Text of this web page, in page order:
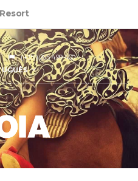
(+351) 265 499 400